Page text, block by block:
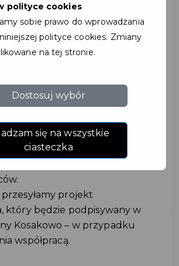
trwałych relacji z
– lojalnymi i regularnie
klientami.
wizerunek społeczny
podkreśla społeczne
firmy i gotowość do wspierania
przyłączenia się do Programu
jako Partner i do
projekt
który będzie podpisywany w
Kosakowo – w przypadku
współpracą.
polityce cookies
sobie prawo do wprowadzania
polityce cookies. Zmiany
na tej stronie.
Dostosuj wybór
się na wszystkie
ciasteczka